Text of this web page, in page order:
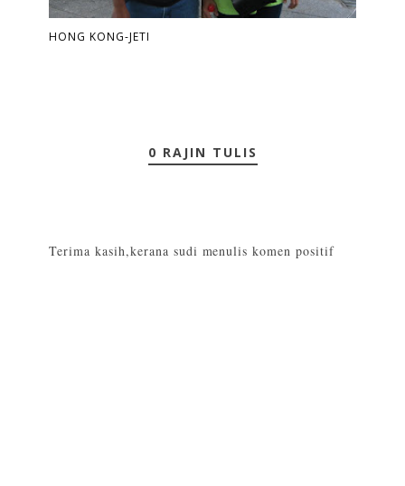
HONG KONG-JETI
0 RAJIN TULIS
Terima kasih,kerana sudi menulis komen positif